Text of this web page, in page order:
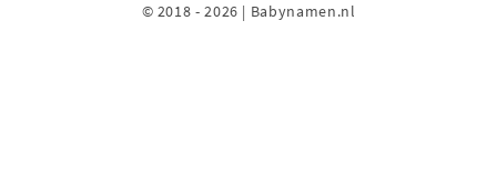
© 2018 - 2026 | Babynamen.nl